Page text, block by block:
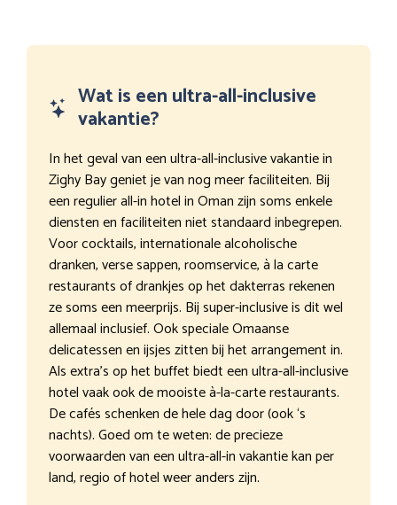
Wat is een ultra-all-inclusive
vakantie?
In het geval van een ultra-all-inclusive vakantie in
Zighy Bay geniet je van nog meer faciliteiten. Bij
een regulier all-in hotel in Oman zijn soms enkele
diensten en faciliteiten niet standaard inbegrepen.
Voor cocktails, internationale alcoholische
dranken, verse sappen, roomservice, à la carte
restaurants of drankjes op het dakterras rekenen
ze soms een meerprijs. Bij super-inclusive is dit wel
allemaal inclusief. Ook speciale Omaanse
delicatessen en ijsjes zitten bij het arrangement in.
Als extra’s op het buffet biedt een ultra-all-inclusive
hotel vaak ook de mooiste à-la-carte restaurants.
De cafés schenken de hele dag door (ook ‘s
nachts). Goed om te weten: de precieze
voorwaarden van een ultra-all-in vakantie kan per
land, regio of hotel weer anders zijn.